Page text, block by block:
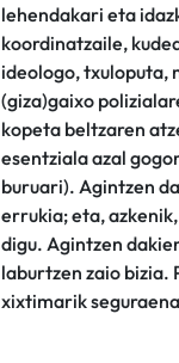
lehendakari eta
koordinatzaile,
ideologo, txuloputa,
(giza)gaixo
kopeta beltzaren
esentziala azal
buruari). Agintzen
errukia; eta,
digu. Agintzen
laburtzen zaio
xixtimarik